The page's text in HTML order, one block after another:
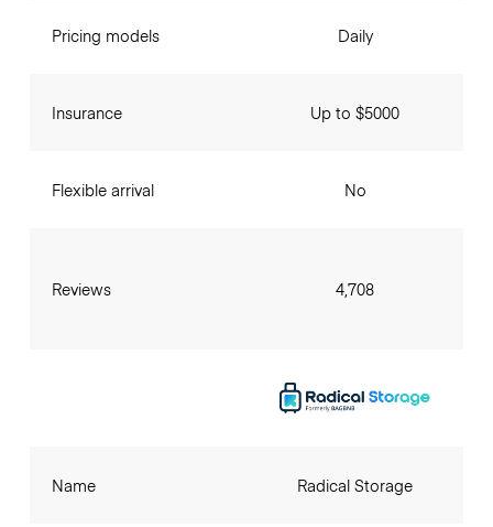
Pricing models
Insurance
Flexible arrival
Reviews
Daily
Up to $5000
No
4,708
Name Radical Storage